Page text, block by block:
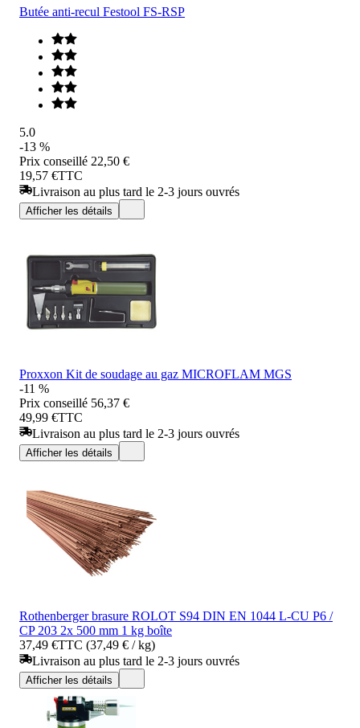
Butée anti-recul Festool FS-RSP
5.0
-13 %
Prix conseillé 22,50 €
19,57 €TTC
Livraison au plus tard le 2-3 jours ouvrés
Afficher les détails
Proxxon Kit de soudage au gaz MICROFLAM MGS
-11 %
Prix conseillé 56,37 €
49,99 €TTC
Livraison au plus tard le 2-3 jours ouvrés
Afficher les détails
Rothenberger brasure ROLOT S94 DIN EN 1044 L-CU P6 /
CP 203 2x 500 mm 1 kg boîte
37,49 €TTC (37,49 € / kg)
Livraison au plus tard le 2-3 jours ouvrés
Afficher les détails